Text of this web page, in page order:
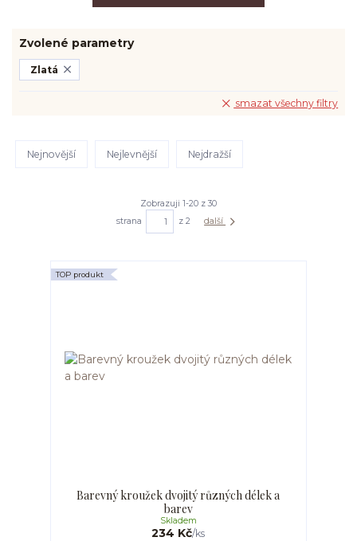
Zvolené parametry
Zlatá
smazat všechny filtry
Nejnovější Nejlevnější Nejdražší
Zobrazuji 1-20 z 30
strana
z 2 další
TOP produkt
Barevný kroužek dvojitý různých délek a
barev
234 Kč/ks
Skladem